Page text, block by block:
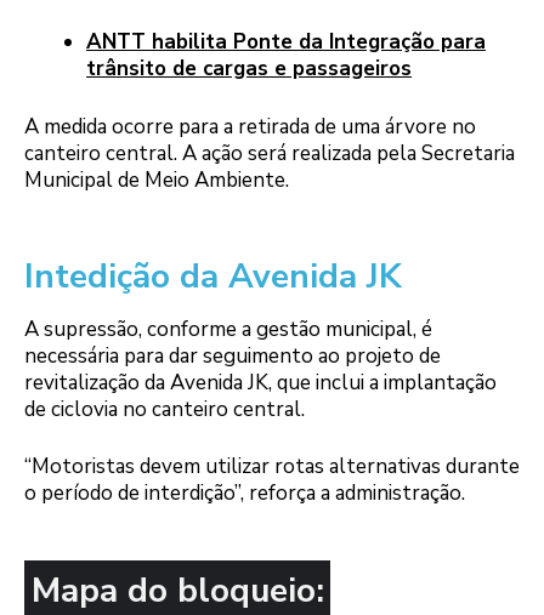
ANTT habilita Ponte da Integração para
trânsito de cargas e passageiros
A medida ocorre para a retirada de uma árvore no
canteiro central. A ação será realizada pela Secretaria
Municipal de Meio Ambiente.
Intedição da Avenida JK
A supressão, conforme a gestão municipal, é
necessária para dar seguimento ao projeto de
revitalização da Avenida JK, que inclui a implantação
de ciclovia no canteiro central.
“Motoristas devem utilizar rotas alternativas durante
o período de interdição”, reforça a administração.
Mapa do bloqueio: